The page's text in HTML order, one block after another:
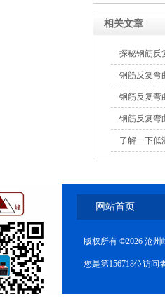
相关文章
探秘钢筋反
钢筋反复弯
钢筋反复弯
钢筋反复弯
了解一下低
网站首页
版权所有 ©2026 沧州
您是第156718位访问